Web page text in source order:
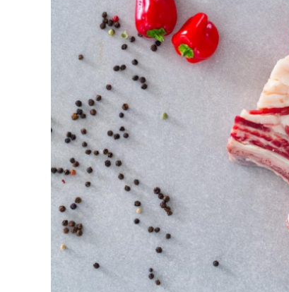
CAPACITACIONES
CALENDARIO
MEDIA KIT
SERVICIOS